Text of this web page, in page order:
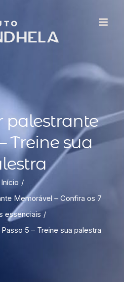
palestrante
Treine sua
Início
Memorável – Confira os 7
essenciais
5 – Treine sua palestra